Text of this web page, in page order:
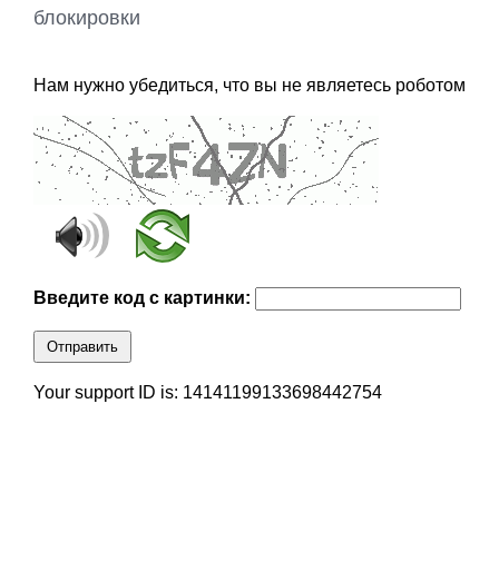
блокировки
Нам нужно убедиться, что вы не являетесь роботом
Введите код с картинки:
Отправить
Your support ID is: 14141199133698442754